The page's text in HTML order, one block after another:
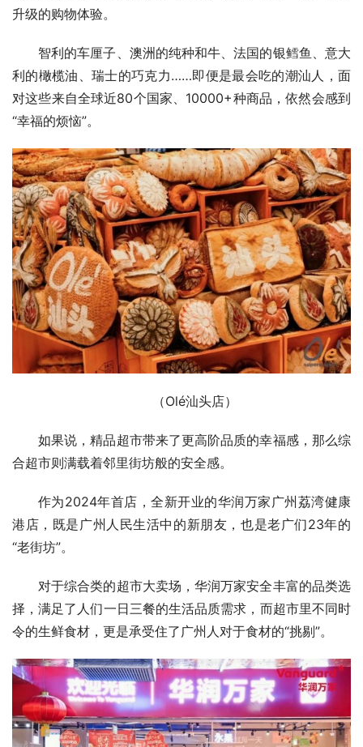
升级的购物体验。
智利的车厘子、澳洲的纯种和牛、法国的银鳕鱼、意大
利的橄榄油、瑞士的巧克力……即便是最会吃的潮汕人，面
对这些来自全球近80个国家、10000+种商品，依然会感到
“幸福的烦恼”。
（Olé汕头店）
如果说，精品超市带来了更高阶品质的幸福感，那么综
合超市则满载着邻里街坊般的安全感。
作为2024年首店，全新开业的华润万家广州荔湾健康
港店，既是广州人民生活中的新朋友，也是老广们23年的
“老街坊”。
对于综合类的超市大卖场，华润万家安全丰富的品类选
择，满足了人们一日三餐的生活品质需求，而超市里不同时
令的生鲜食材，更是承受住了广州人对于食材的“挑剔”。